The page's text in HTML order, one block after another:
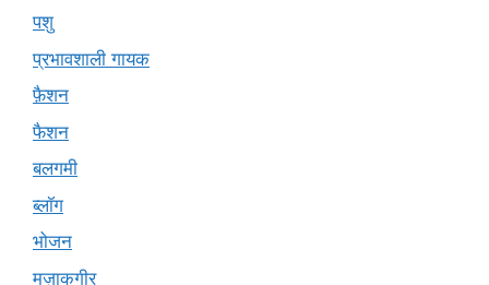
पशु
प्रभावशाली गायक
फ़ैशन
फैशन
बलगमी
ब्लॉग
भोजन
मज़ाकगीर